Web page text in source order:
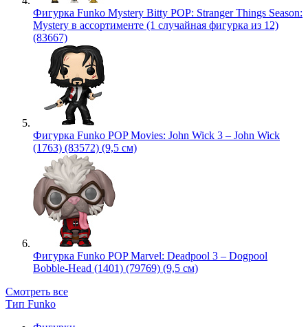
Фигурка Funko Mystery Bitty POP: Stranger Things Season:
Mystery в ассортименте (1 случайная фигурка из 12)
(83667)
Фигурка Funko POP Movies: John Wick 3 – John Wick
(1763) (83572) (9,5 см)
Фигурка Funko POP Marvel: Deadpool 3 – Dogpool
Bobble-Head (1401) (79769) (9,5 см)
Смотреть все
Тип Funko